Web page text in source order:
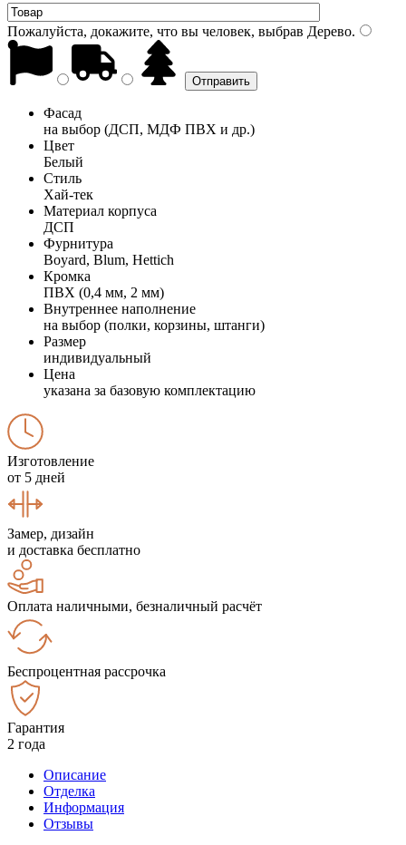
Пожалуйста, докажите, что вы человек, выбрав Дерево.
Фасад
на выбор (ДСП, МДФ ПВХ и др.)
Цвет
Белый
Стиль
Хай-тек
Материал корпуса
ДСП
Фурнитура
Boyard, Blum, Hettich
Кромка
ПВХ (0,4 мм, 2 мм)
Внутреннее наполнение
на выбор (полки, корзины, штанги)
Размер
индивидуальный
Цена
указана за базовую комплектацию
Изготовление
от 5 дней
Замер, дизайн
и доставка бесплатно
Оплата наличными, безналичный расчёт
Беспроцентная рассрочка
Гарантия
2 года
Описание
Отделка
Информация
Отзывы